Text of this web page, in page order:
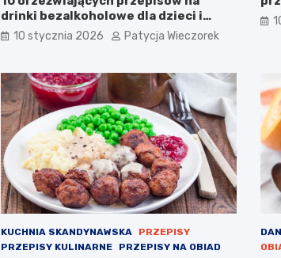
drinki bezalkoholowe dla dzieci i
dorosłych
10 stycznia 2026 Patycja Wieczorek
KUCHNIA SKANDYNAWSKA
PRZEPISY
PRZEPISY KULINARNE
PRZEPISY NA OBIAD